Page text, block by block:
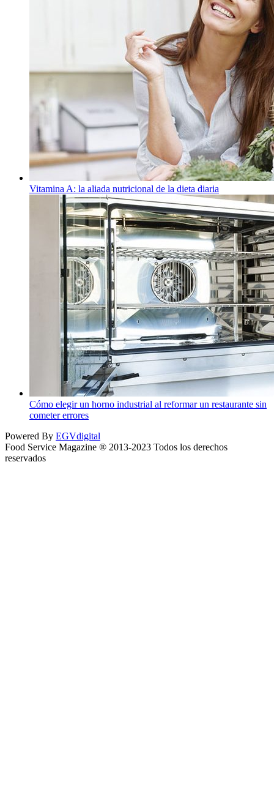
Vitamina A: la aliada nutricional de la dieta diaria
Cómo elegir un horno industrial al reformar un restaurante sin
cometer errores
Powered By EGVdigital
Food Service Magazine ® 2013-2023 Todos los derechos
reservados